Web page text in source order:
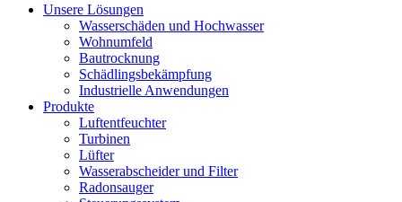
Unsere Lösungen
Wasserschäden und Hochwasser
Wohnumfeld
Bautrocknung
Schädlingsbekämpfung
Industrielle Anwendungen
Produkte
Luftentfeuchter
Turbinen
Lüfter
Wasserabscheider und Filter
Radonsauger